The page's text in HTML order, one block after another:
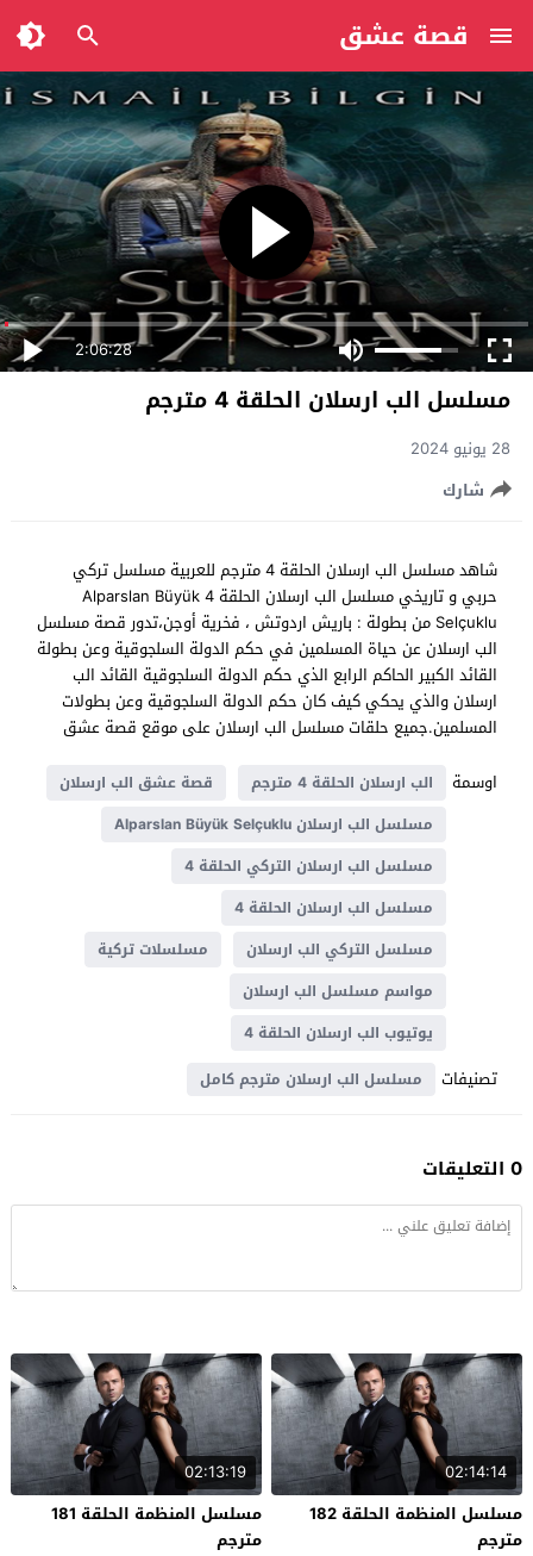
قصة عشق
2:06:28
مسلسل الب ارسلان الحلقة 4 مترجم
28 يونيو 2024
شارك
شاهد مسلسل الب ارسلان الحلقة 4 مترجم للعربية مسلسل تركي
حربي و تاريخي مسلسل الب ارسلان الحلقة 4 Alparslan Büyük
Selçuklu من بطولة : باريش اردوتش ، فخرية أوجن،تدور قصة مسلسل
الب ارسلان عن حياة المسلمين في حكم الدولة السلجوقية وعن بطولة
القائد الكبير الحاكم الرابع الذي حكم الدولة السلجوقية القائد الب
ارسلان والذي يحكي كيف كان حكم الدولة السلجوقية وعن بطولات
المسلمين.جميع حلقات مسلسل الب ارسلان على موقع قصة عشق
اوسمة
الب ارسلان الحلقة 4 مترجم
قصة عشق الب ارسلان
مسلسل الب ارسلان Alparslan Büyük Selçuklu
مسلسل الب ارسلان التركي الحلقة 4
مسلسل الب ارسلان الحلقة 4
مسلسل التركي الب ارسلان
مسلسلات تركية
مواسم مسلسل الب ارسلان
يوتيوب الب ارسلان الحلقة 4
تصنيفات مسلسل الب ارسلان مترجم كامل
0 التعليقات
02:14:14
مسلسل المنظمة الحلقة 182
مترجم
02:13:19
مسلسل المنظمة الحلقة 181
مترجم